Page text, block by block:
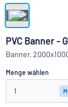
Das Gesuchte
Alle Kategorien
Einloggen
Kundenservice
Privat
PVC Banner -
Banner,
Menge wählen
1